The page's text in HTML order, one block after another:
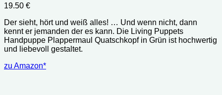
19.50 €
Der sieht, hört und weiß alles! … Und wenn nicht, dann
kennt er jemanden der es kann. Die Living Puppets
Handpuppe Plappermaul Quatschkopf in Grün ist hochwertig
und liebevoll gestaltet.
zu Amazon*